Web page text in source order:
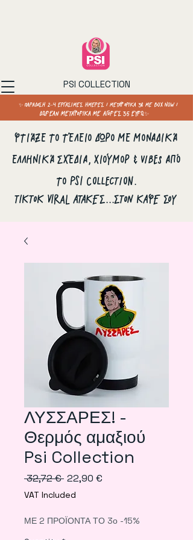
PSI COLLECTION
✨ ΠΑΡΑΔΟΣΗ 2–4 ΕΡΓΑΣΙΜΕΣ ΗΜΕΡΕΣ / ΜΕΤΑΦΟΡΙΚΑ 3€ ΜΕ BOX NOW /
ΔΩΡΕΑΝ ΜΕΤΑΦΟΡΙΚΑ ΜΕ ΑΓΟΡΕΣ 35 ΕΥΡΩ✨
Φτιάξε το τέλειο δώρο με μοναδικά
ελληνικά σχέδια, χιούμορ & vibes από
το PSI Collection.
ΤΙΚΤΟΚ VIRAL ΑΤΑΚΕΣ...ΣΤΟΝ ΚΑΦΕ ΣΟΥ
ΛΥΣΣΑΡΕΣ! -
Θερμός αμαξιού
Psi Collection
32,72 € Regular
Price
22,90 €
VAT Included
ΜΕ 2 ΠΡΟΪΟΝΤΑ ΤΟ 3ο -15%